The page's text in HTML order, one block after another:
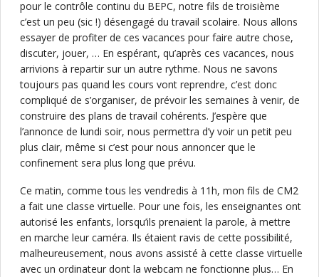
pour le contrôle continu du BEPC, notre fils de troisième
c’est un peu (sic !) désengagé du travail scolaire. Nous allons
essayer de profiter de ces vacances pour faire autre chose,
discuter, jouer, … En espérant, qu’après ces vacances, nous
arrivions à repartir sur un autre rythme. Nous ne savons
toujours pas quand les cours vont reprendre, c’est donc
compliqué de s’organiser, de prévoir les semaines à venir, de
construire des plans de travail cohérents. J’espère que
l’annonce de lundi soir, nous permettra d’y voir un petit peu
plus clair, même si c’est pour nous annoncer que le
confinement sera plus long que prévu.
Ce matin, comme tous les vendredis à 11h, mon fils de CM2
a fait une classe virtuelle. Pour une fois, les enseignantes ont
autorisé les enfants, lorsqu’ils prenaient la parole, à mettre
en marche leur caméra. Ils étaient ravis de cette possibilité,
malheureusement, nous avons assisté à cette classe virtuelle
avec un ordinateur dont la webcam ne fonctionne plus… En